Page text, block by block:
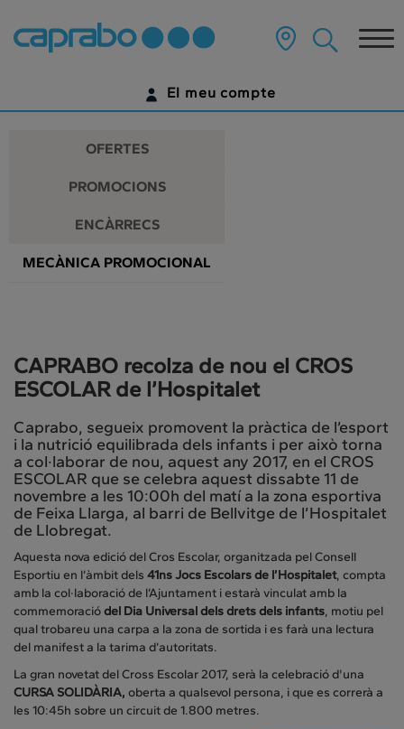
Promocions
descomptes
als
nostres
supermercats
contingut
pàgina
El meu compte
ENCARA NO TENS UN COMPTE DIGITAL?
OFERTES
PROMOCIONS
ENCÀRRECS
MECÀNICA PROMOCIONAL
CAPRABO recolza de nou el CROS
ESCOLAR de l’Hospitalet
Caprabo, segueix promovent la pràctica de l’esport
i la nutrició equilibrada dels infants i per això torna
a col·laborar de nou, aquest any 2017, en el CROS
ESCOLAR que se celebra aquest dissabte 11 de
novembre a les 10:00h del matí a la zona esportiva
de Feixa Llarga, al barri de Bellvitge de l’Hospitalet
de Llobregat.
Aquesta nova edició del Cros Escolar, organitzada pel Consell
Esportiu en l’àmbit dels 41ns Jocs Escolars de l’Hospitalet, compta
amb la col·laboració de l’Ajuntament i estarà vinculat amb la
commemoraciódel Dia Universal dels drets dels infants, motiu pel
qual trobareu una carpa a la zona de sortida i es farà una lectura
del manifest a la tarima d’autoritats.
La gran novetat del Cross Escolar 2017, serà la celebració d'una
CURSA SOLIDÀRIA, oberta a qualsevol persona, i que es correrà a
les 10:45h sobre un circuit de 1.800 metres.